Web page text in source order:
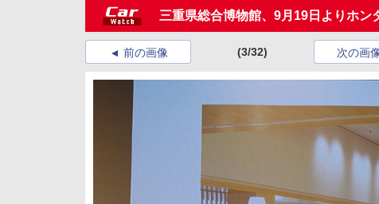
三重県総合博物館、9月19日よりホ
前の画像 (3/32) 次の画